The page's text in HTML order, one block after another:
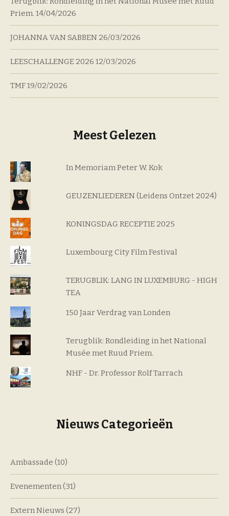
Priem. 14/04/2026
JOHANNA VAN SABBEN 26/03/2026
LEESCHALLENGE 2026 12/03/2026
TMF19/02/2026
Meest Gelezen
In Memoriam Peter W. Kok
GEUZENLIEDEREN (Leidens Ontzet 2024)
KONINGSDAG RECEPTIE 2025
Luxembourg City Film Festival
TERUGBLIK: LANG IN LUXEMBURG - HIGH
TEA
150 Jaar Verdrag van Londen
Terugblik: Rondleiding in het National
Musée met Ruud Priem.
NHF - Dr. Professor Rolf Tarrach
Nieuws Categorieën
Ambassade (10)
Evenementen(31)
Extern Nieuws (27)